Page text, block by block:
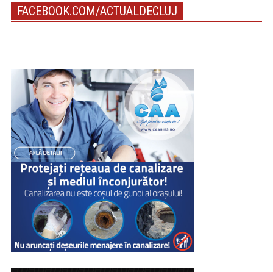
FACEBOOK.COM/ACTUALDECLUJ